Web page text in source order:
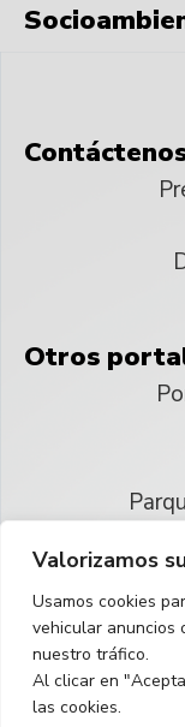
Valorizamos
Usamos cookies
vehicular anuncios
nuestro tráfico.
Al clicar en
las cookies.
Otros
Español